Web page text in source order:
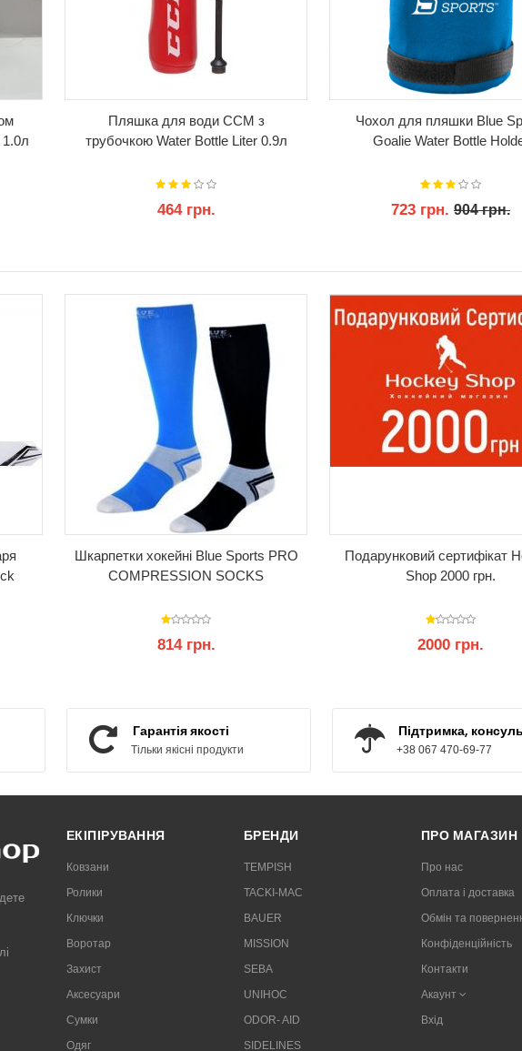
Пляшка для води CCM з
трубочкою Water Bottle Liter 0.9л
464 грн.
Чохол для пляшки Blue
Goalie Water Bottle
723 грн. 904 грн.
Шкарпетки хокейні Blue Sports PRO
COMPRESSION SOCKS
814 грн.
Подарунковий сертифікат
Shop 2000 грн.
2000 грн.
Гарантія якості
Тільки якісні продукти
Підтримка,
+38 067 470-69-77
ЕКІПІРУВАННЯ
Ковзани
Ролики
Ключки
Воротар
Захист
Аксесуари
Сумки
Одяг
БРЕНДИ
TEMPISH
TACKI-MAC
BAUER
MISSION
SEBA
UNIHOC
ODOR- AID
SIDELINES
ПРО МАГАЗИН
Про нас
Оплата і доставка
Обмін та
Конфіденційність
Контакти
Акаунт
Вхід